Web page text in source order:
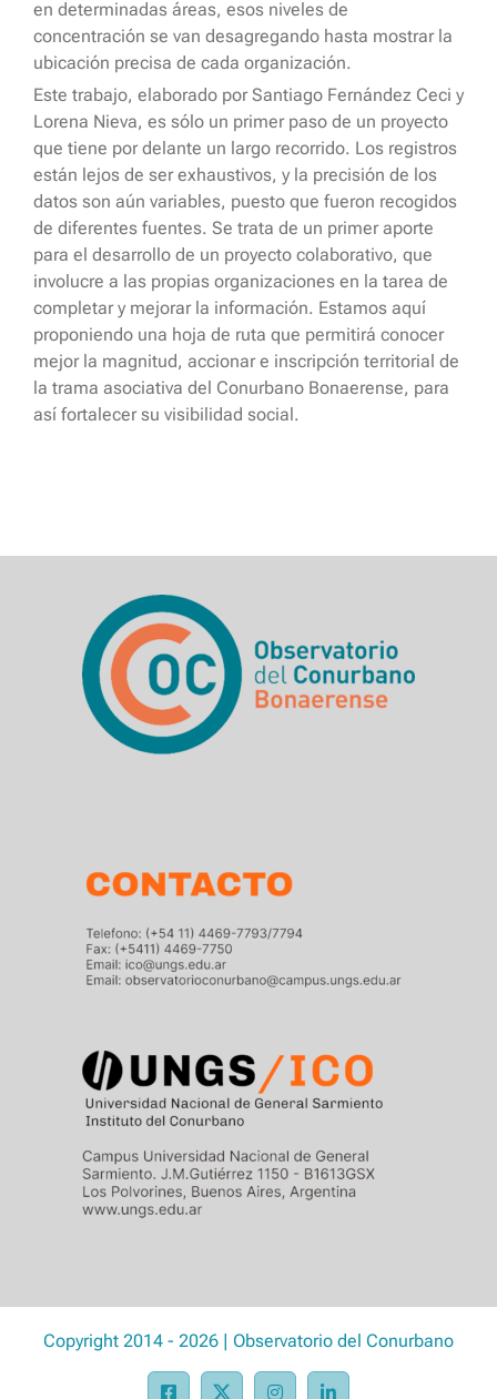
en determinadas áreas, esos niveles de
concentración se van desagregando hasta mostrar la
ubicación precisa de cada organización.
Este trabajo, elaborado por Santiago Fernández Ceci y
Lorena Nieva, es sólo un primer paso de un proyecto
que tiene por delante un largo recorrido. Los registros
están lejos de ser exhaustivos, y la precisión de los
datos son aún variables, puesto que fueron recogidos
de diferentes fuentes. Se trata de un primer aporte
para el desarrollo de un proyecto colaborativo, que
involucre a las propias organizaciones en la tarea de
completar y mejorar la información. Estamos aquí
proponiendo una hoja de ruta que permitirá conocer
mejor la magnitud, accionar e inscripción territorial de
la trama asociativa del Conurbano Bonaerense, para
así fortalecer su visibilidad social.
Copyright 2014 - 2026 | Observatorio del Conurbano